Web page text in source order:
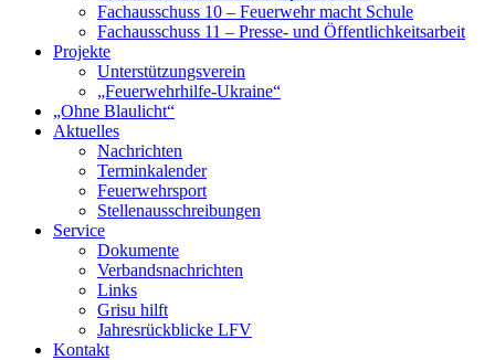
Fachausschuss 10 – Feuerwehr macht Schule
Fachausschuss 11 – Presse- und Öffentlichkeitsarbeit
Projekte
Unterstützungsverein
„Feuerwehrhilfe-Ukraine“
„Ohne Blaulicht“
Aktuelles
Nachrichten
Terminkalender
Feuerwehrsport
Stellenausschreibungen
Service
Dokumente
Verbandsnachrichten
Links
Grisu hilft
Jahresrückblicke LFV
Kontakt